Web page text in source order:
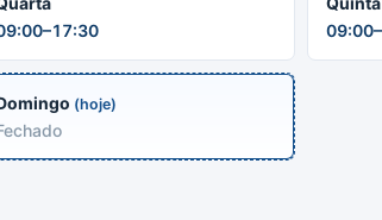
(hoje)